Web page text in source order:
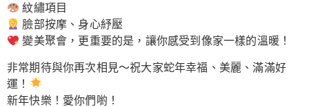
紋繡項目
臉部按摩、身心紓壓
變美聚會，更重要的是，讓你感受到像家一樣的溫暖！
非常期待與你再次相見～祝大家蛇年幸福、美麗、滿滿好
運！
新年快樂！愛你們喲！